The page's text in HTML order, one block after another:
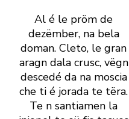
Al é le pröm de
dezëmber, na bela
doman. Cleto, le gran
aragn dala crusc, vëgn
descedé da na moscia
che ti é jorada te tëra.
Te n santiamen la